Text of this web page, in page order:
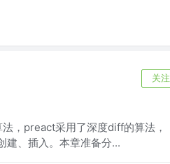
关注
，preact采用了深度diff的算法，
建、插入。本章准备分...